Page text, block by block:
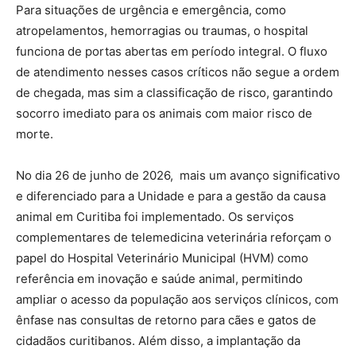
Para situações de urgência e emergência, como
atropelamentos, hemorragias ou traumas, o hospital
funciona de portas abertas em período integral. O fluxo
de atendimento nesses casos críticos não segue a ordem
de chegada, mas sim a classificação de risco, garantindo
socorro imediato para os animais com maior risco de
morte.
No dia 26 de junho de 2026, mais um avanço significativo
e diferenciado para a Unidade e para a gestão da causa
animal em Curitiba foi implementado. Os serviços
complementares de telemedicina veterinária reforçam o
papel do Hospital Veterinário Municipal (HVM) como
referência em inovação e saúde animal, permitindo
ampliar o acesso da população aos serviços clínicos, com
ênfase nas consultas de retorno para cães e gatos de
cidadãos curitibanos. Além disso, a implantação da